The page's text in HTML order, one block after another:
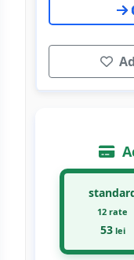
12 rate
53lei